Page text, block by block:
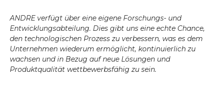
ANDRE verfügt über eine eigene Forschungs- und
Entwicklungsabteilung. Dies gibt uns eine echte Chance,
den technologischen Prozess zu verbessern, was es dem
Unternehmen wiederum ermöglicht, kontinuierlich zu
wachsen und in Bezug auf neue Lösungen und
Produktqualität wettbewerbsfähig zu sein.